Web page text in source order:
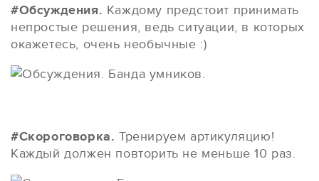
#Обсуждения. Каждому предстоит принимать
непростые решения, ведь ситуации, в которых
окажетесь, очень необычные :)
#Скороговорка. Тренируем артикуляцию!
Каждый должен повторить не меньше 10 раз.